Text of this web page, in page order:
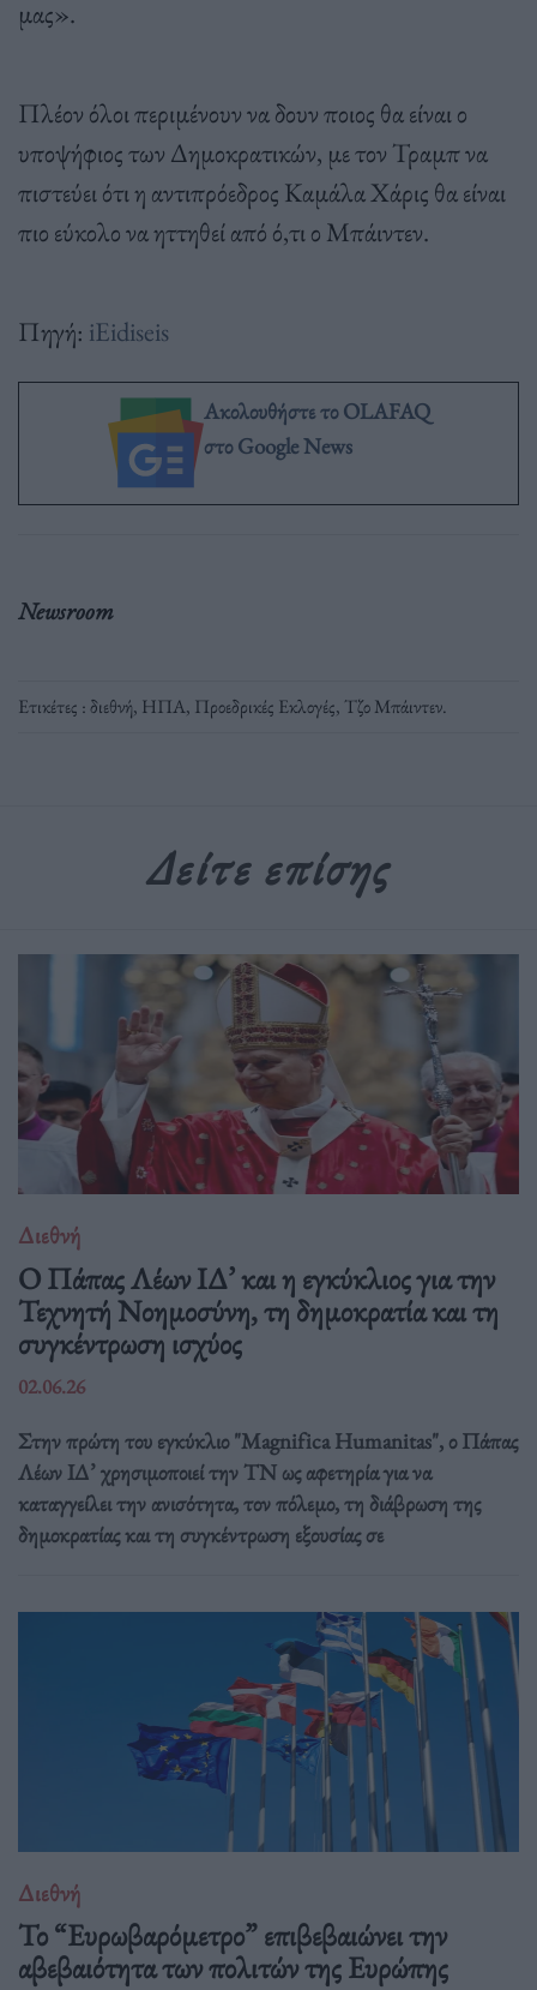
μας».
Πλέον όλοι περιμένουν να δουν ποιος θα είναι ο
υποψήφιος των Δημοκρατικών, με τον Τραμπ να
πιστεύει ότι η αντιπρόεδρος Καμάλα Χάρις θα είναι
πιο εύκολο να ηττηθεί από ό,τι ο Μπάιντεν.
Πηγή: iEidiseis
Ακολουθήστε το OLAFAQ
στο Google News
Newsroom
Ετικέτες :διεθνή, ΗΠΑ, Προεδρικές Εκλογές, Τζο Μπάιντεν.
Δείτε επίσης
Διεθνή
Ο Πάπας Λέων ΙΔ’ και η εγκύκλιος για την
Τεχνητή Νοημοσύνη, τη δημοκρατία και τη
συγκέντρωση ισχύος
02.06.26
Στην πρώτη του εγκύκλιο "Magnifica Humanitas", ο Πάπας
Λέων ΙΔ’ χρησιμοποιεί την ΤΝ ως αφετηρία για να
καταγγείλει την ανισότητα, τον πόλεμο, τη διάβρωση της
δημοκρατίας και τη συγκέντρωση εξουσίας σε
Διεθνή
Το “Ευρωβαρόμετρο” επιβεβαιώνει την
αβεβαιότητα των πολιτών της Ευρώπης